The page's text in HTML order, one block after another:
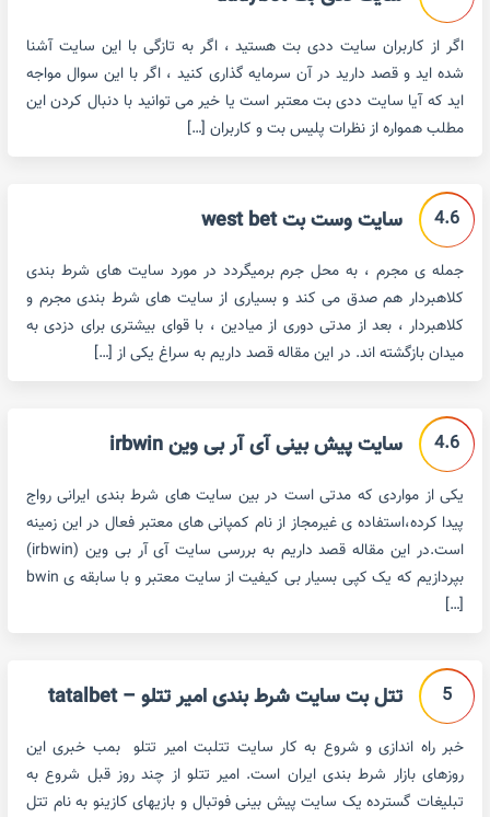
اگر از کاربران سایت ددی بت هستید ، اگر به تازگی با این سایت آشنا
شده اید و قصد دارید در آن سرمایه گذاری کنید ، اگر با این سوال مواجه
اید که آیا سایت ددی بت معتبر است یا خیر می توانید با دنبال کردن این
مطلب همواره از نظرات پلیس بت و کاربران […]
4.6 سایت وست بت west bet
جمله ی مجرم ، به محل جرم برمیگردد در مورد سایت های شرط بندی
کلاهبردار هم صدق می کند و بسیاری از سایت های شرط بندی مجرم و
کلاهبردار ، بعد از مدتی دوری از میادین ، با قوای بیشتری برای دزدی به
میدان بازگشته اند. در این مقاله قصد داریم به سراغ یکی از […]
4.6 سایت پیش بینی آی آر بی وین irbwin
یکی از مواردی که مدتی است در بین سایت های شرط بندی ایرانی رواج
پیدا کرده،استفاده ی غیرمجاز از نام کمپانی های معتبر فعال در این زمینه
است.در این مقاله قصد داریم به بررسی سایت آی آر بی وین (irbwin)
بپردازیم که یک کپی بسیار بی کیفیت از سایت معتبر و با سابقه ی bwin
[…]
5 تتل بت سایت شرط بندی امیر تتلو – tatalbet
خبر راه اندازی و شروع به کار سایت تتلبت امیر تتلو بمب خبری این
روزهای بازار شرط بندی ایران است. امیر تتلو از چند روز قبل شروع به
تبلیغات گسترده یک سایت پیش بینی فوتبال و بازیهای کازینو به نام تتل